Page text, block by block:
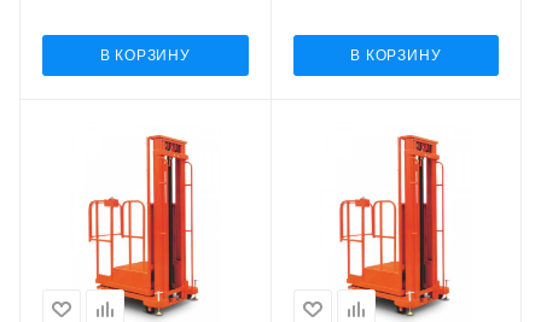
В КОРЗИНУ В КОРЗИНУ